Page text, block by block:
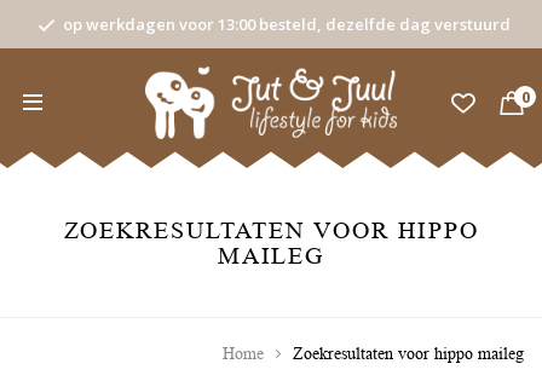
op werkdagen voor 13:00 besteld, dezelfde dag verstuurd
0
ZOEKRESULTATEN VOOR HIPPO
MAILEG
Home Zoekresultaten voor hippo maileg